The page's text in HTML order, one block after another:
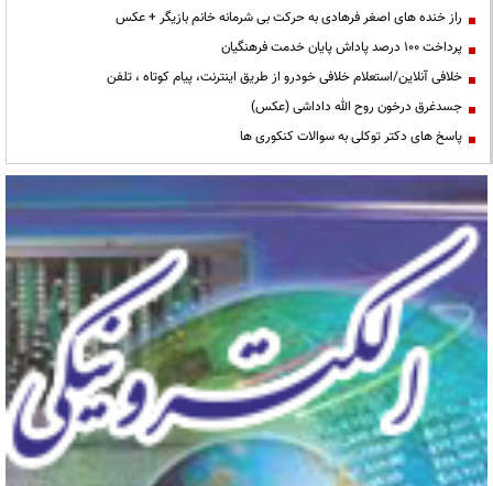
راز خنده های اصغر فرهادی به حرکت بی شرمانه خانم بازیگر + عکس
پرداخت ۱۰۰ درصد پاداش پایان خدمت فرهنگیان
خلافی آنلاین/استعلام خلافی خودرو از طریق اینترنت، پیام کوتاه ، تلفن
جسدغرق درخون روح الله داداشی (عکس)
پاسخ های دکتر توکلی به سوالات کنکوری ها